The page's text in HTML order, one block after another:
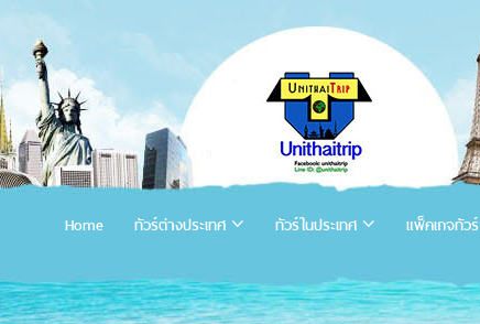
Home ทัวร์ต่างประเทศ ทัวร์ในประเทศ แพ็คเกจทัวร์